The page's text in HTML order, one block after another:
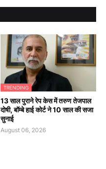
TRENDING
13 साल पुराने रेप केस में तरुण तेजपाल
दोषी, बॉम्बे हाई कोर्ट ने 10 साल की सजा
सुनाई
August 06, 2026